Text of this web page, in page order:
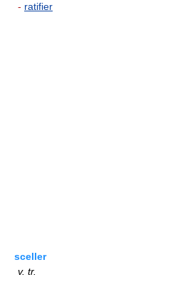
- ratifier
sceller
v. tr.